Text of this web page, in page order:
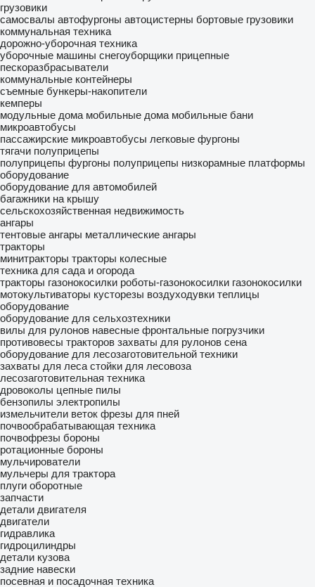
грузовики
самосвалы автофургоны автоцистерны бортовые грузовики
коммунальная техника
дорожно-уборочная техника
уборочные машины снегоуборщики прицепные
пескоразбрасыватели
коммунальные контейнеры
съемные бункеры-накопители
кемперы
модульные дома мобильные дома мобильные бани
микроавтобусы
пассажирские микроавтобусы легковые фургоны
тягачи полуприцепы
полуприцепы фургоны полуприцепы низкорамные платформы
оборудование
оборудование для автомобилей
багажники на крышу
сельскохозяйственная недвижимость
ангары
тентовые ангары металлические ангары
тракторы
минитракторы тракторы колесные
техника для сада и огорода
тракторы газонокосилки роботы-газонокосилки газонокосилки
мотокультиваторы кусторезы воздуходувки теплицы
оборудование
оборудование для сельхозтехники
вилы для рулонов навесные фронтальные погрузчики
противовесы тракторов захваты для рулонов сена
оборудование для лесозаготовительной техники
захваты для леса стойки для лесовоза
лесозаготовительная техника
дровоколы цепные пилы
бензопилы электропилы
измельчители веток фрезы для пней
почвообрабатывающая техника
почвофрезы бороны
ротационные бороны
мульчирователи
мульчеры для трактора
плуги оборотные
запчасти
детали двигателя
двигатели
гидравлика
гидроцилиндры
детали кузова
задние навески
посевная и посадочная техника